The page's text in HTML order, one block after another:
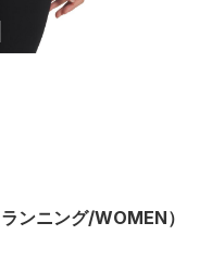
ンニング/WOMEN）